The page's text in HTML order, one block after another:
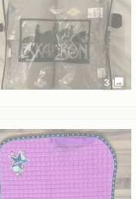
3 photo_library